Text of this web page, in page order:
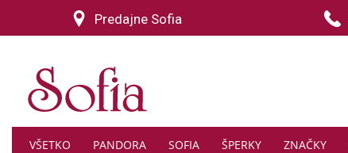
Predajne Sofia
VŠETKO PANDORA SOFIA ŠPERKY ZNAČKY